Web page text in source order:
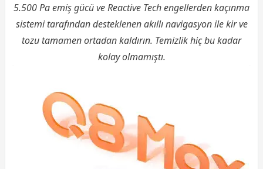
5.500 Pa emiş gücü ve Reactive Tech engellerden kaçınma
sistemi tarafından desteklenen akıllı navigasyon ile kir ve
tozu tamamen ortadan kaldırın. Temizlik hiç bu kadar
kolay olmamıştı.